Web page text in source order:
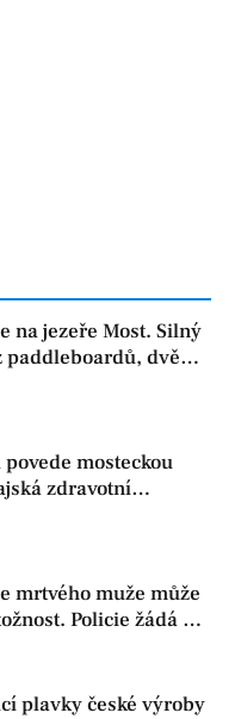
na jezeře Most. Silný
dvě
mosteckou
zdravotní
ve vedení
mrtvého muže může
Policie žádá o
plavky české výroby